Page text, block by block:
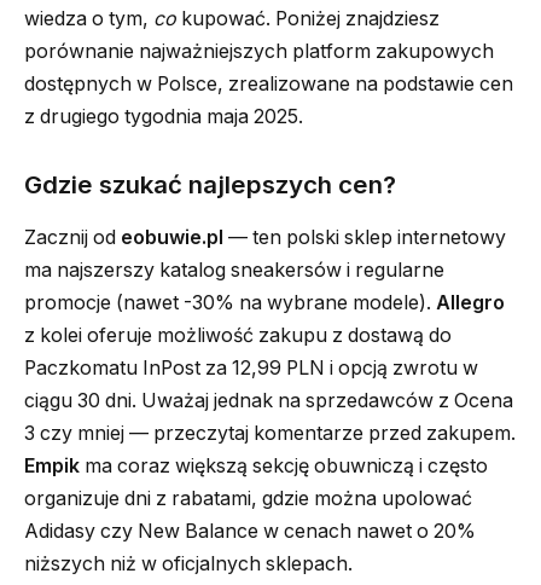
wiedza o tym, co kupować. Poniżej znajdziesz
porównanie najważniejszych platform zakupowych
dostępnych w Polsce, zrealizowane na podstawie cen
z drugiego tygodnia maja 2025.
Gdzie szukać najlepszych cen?
Zacznij od eobuwie.pl — ten polski sklep internetowy
ma najszerszy katalog sneakersów i regularne
promocje (nawet -30% na wybrane modele). Allegro
z kolei oferuje możliwość zakupu z dostawą do
Paczkomatu InPost za 12,99 PLN i opcją zwrotu w
ciągu 30 dni. Uważaj jednak na sprzedawców z Ocena
3 czy mniej — przeczytaj komentarze przed zakupem.
Empik ma coraz większą sekcję obuwniczą i często
organizuje dni z rabatami, gdzie można upolować
Adidasy czy New Balance w cenach nawet o 20%
niższych niż w oficjalnych sklepach.